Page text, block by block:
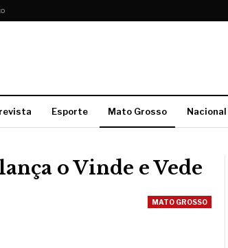
Esporte Mato Grosso Nacional
o Vinde e Vede
MATO GROSSO